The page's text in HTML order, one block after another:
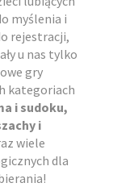
myślenia i
rejestracji,
u nas tylko
gry
kategoriach
i sudoku,
i
wiele
dla